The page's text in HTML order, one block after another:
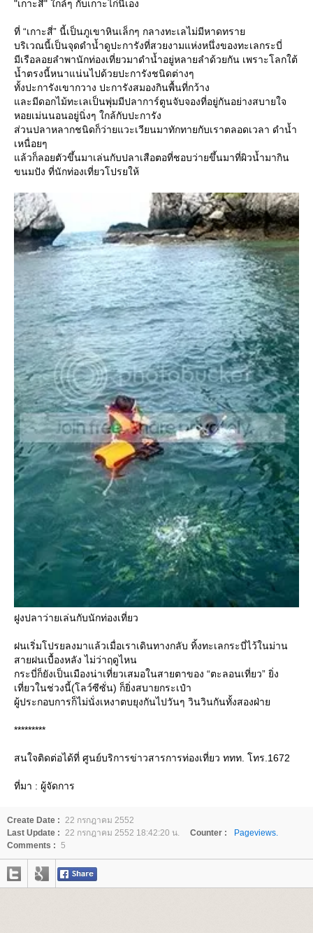
"เกาะสี่" ใกล้ๆ กับเกาะไก่นี่เอง
ที่ “เกาะสี่” นี้เป็นภูเขาหินเล็กๆ กลางทะเลไม่มีหาดทรา
บริเวณนี้เป็นจุดดำน้ำดูปะการังที่สวยงามแห่งหนึ่งของทะเลกระบี่
มีเรือลอยลำพานักท่องเที่ยวมาดำน้ำอยู่หลายลำด้วยกัน เพราะโลกใต้
น้ำตรงนี้หนาแน่นไปด้วยปะการังชนิดต่างๆ
ทั้งปะการังเขากวาง ปะการังสมองกินพื้นที่กว้าง
ละมีดอกไม้ทะเลเป็นพุ่มมีปลาการ์ตูนจับจองที่อยู่กันอย่างสบายใจ
หอยเม่นนอนอยู่นิ่งๆ ใกล้กับปะการัง
ส่วนปลาหลากชนิดก็ว่ายแวะเวียนมาทักทายกับเราตลอดเวลา ดำน้ำ
เหนื่อยๆ
ล้วก็ลอยตัวขึ้นมาเล่นกับปลาเสือตอที่ชอบว่ายขึ้นมาที่ผิวน้ำมากิน
ขนมปัง ที่นักท่องเที่ยวโปรยให้
ฝูงปลาว่ายเล่นกับนักท่องเที่ยว
ฝนเริ่มโปรยลงมาแล้วเมื่อเราเดินทางกลับ ทิ้งทะเลกระบี่ไว้ในม่าน
สายฝนเบื้องหลัง ไม่ว่าฤดูไหน
กระบี่ก็ยังเป็นเมืองน่าเที่ยวเสมอในสายตาของ “ตะลอนเที่ยว” ยิ่ง
เที่ยวในช่วงนี้(โลว์ซีซั่น) ก็ยิ่งสบายกระเป๋า
ผู้ประกอบการก็ไม่นั่งเหงาตบยุงกันไปวันๆ วินวินกันทั้งสองฝ่า
*********
สนใจติดต่อได้ที่ ศูนย์บริการข่าวสารการท่องเที่ยว ททท. โทร.1672
ที่มา : ผู้จัดการ
Create Date :
22 กรกฎาคม 2552
Last Update :
22 กรกฎาคม 2552 18:42:20 น. Counter :
Pageviews.
Comments : 5